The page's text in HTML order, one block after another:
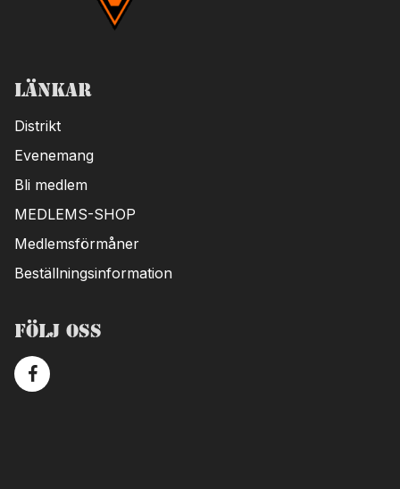
Länkar
Distrikt
Evenemang
Bli medlem
MEDLEMS-SHOP
Medlemsförmåner
Beställningsinformation
Följ oss